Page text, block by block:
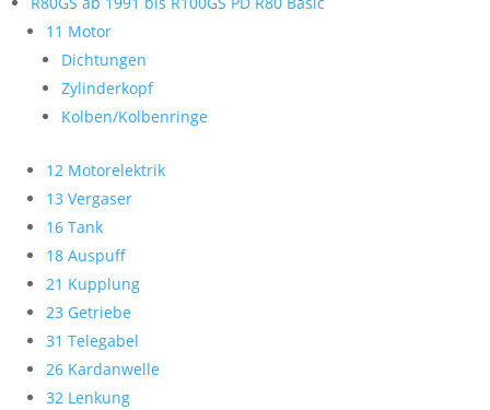
11 Motor
Dichtungen
Zylinderkopf
Kolben/Kolbenringe
12 Motorelektrik
13 Vergaser
16 Tank
18 Auspuff
21 Kupplung
23 Getriebe
31 Telegabel
26 Kardanwelle
32 Lenkung